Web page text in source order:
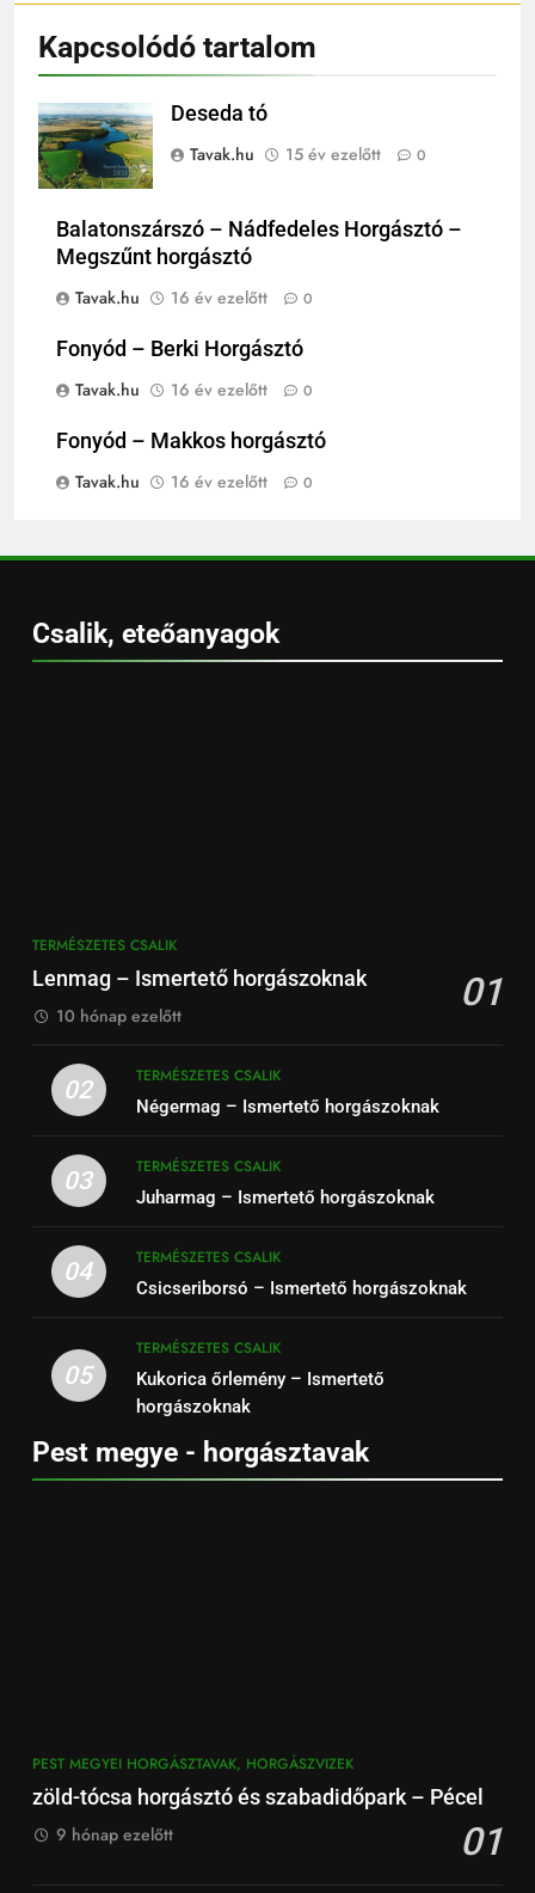
Kapcsolódó tartalom
Deseda tó
Tavak.hu
15 év ezelőtt 0
Balatonszárszó – Nádfedeles Horgásztó –
Megszűnt horgásztó
Tavak.hu
16 év ezelőtt 0
Fonyód – Berki Horgásztó
Tavak.hu
16 év ezelőtt 0
Fonyód – Makkos horgásztó
Tavak.hu
16 év ezelőtt 0
Csalik, eteőanyagok
TERMÉSZETES CSALIK
Lenmag – Ismertető horgászoknak 01
10 hónap ezelőtt
02
TERMÉSZETES CSALIK
Négermag – Ismertető horgászoknak
03
TERMÉSZETES CSALIK
Juharmag – Ismertető horgászoknak
04
TERMÉSZETES CSALIK
Csicseriborsó – Ismertető horgászoknak
05
TERMÉSZETES CSALIK
Kukorica őrlemény – Ismertető
horgászoknak
Pest megye - horgásztavak
PEST MEGYEI HORGÁSZTAVAK, HORGÁSZVIZEK
zöld-tócsa horgásztó és szabadidőpark – Pécel
01
9 hónap ezelőtt